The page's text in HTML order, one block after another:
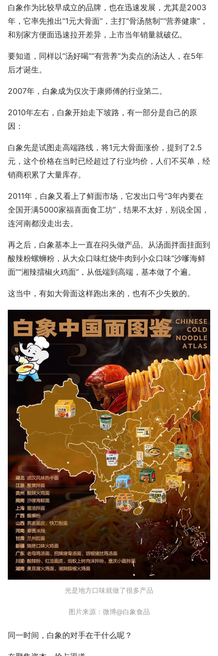
白象作为比较早成立的品牌，也在迅速发展，尤其是2003
年，它率先推出“1元大骨面”，主打“骨汤熬制”“营养健康”，
和别家方便面迅速拉开差异，上市当年销量就破亿。
要知道，同样以“汤好喝”“有营养”为卖点的汤达人，在5年
后才诞生。
2007年，白象成为仅次于康师傅的行业第二。
2010年左右，白象开始走下坡路，有一部分是自己的原
因：
白象先是试图走高端路线，将1元大骨面涨价，提到了2.5
元，这个价格在当时已经超过了行业均价，人们不买单，经
销商积累了大量库存。
2011年，白象又看上了鲜面市场，它发出口号“3年内要在
全国开满5000家福喜面食工坊”，结果不太好，别说全国，
连河南都没走出去。
再之后，白象基本上一直在闷头做产品。从汤面拌面挂面到
酸辣粉螺蛳粉，从大众口味红烧牛肉到小众口味“沙嗲海鲜
面”“湘辣擂椒火鸡面”，从低端到高端，基本做了个遍。
这当中，有如大骨面这样跑出来的，也有不少失败的。
光是地方口味就做了很多产品
图片来源：微博@白象食品
同一时间，白象的对手在干什么呢？